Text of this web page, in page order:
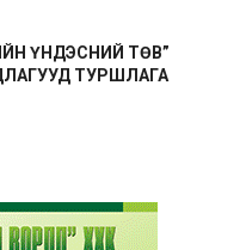
ҮНДЭСНИЙ ТӨВ”
ТУРШЛАГА